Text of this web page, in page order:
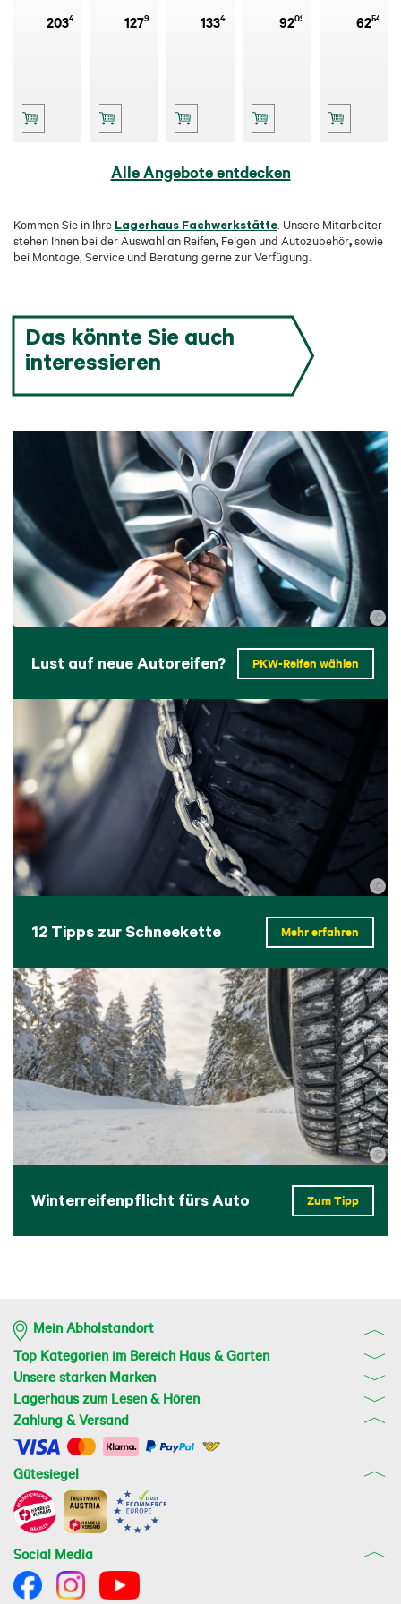
225/55 R18
20348
98H
12790
106V
13346
91T
9209
88T
6254
Alle Angebote entdecken
Kommen Sie in Ihre Lagerhaus Fachwerkstätte. Unsere Mitarbeiter
stehen Ihnen bei der Auswahl an Reifen, Felgen und Autozubehör,sowie
bei Montage, Service und Beratung gerne zur Verfügung.
Das könnte Sie auch
interessieren
Lust auf neue Autoreifen? PKW-Reifen wählen
©
12 Tipps zur Schneekette Mehr erfahren
©
Winterreifenpflicht fürs Auto Zum Tipp
©
Mein Abholstandort
Top Kategorien im Bereich Haus & Garten
Unsere starken Marken
Lagerhaus zum Lesen & Hören
Zahlung & Versand
Gütesiegel
Social Media